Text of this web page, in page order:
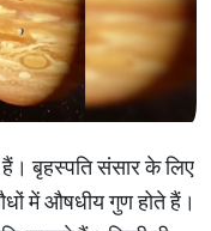
बृहस्पति संसार के लिए
में औषधीय गुण होते हैं।